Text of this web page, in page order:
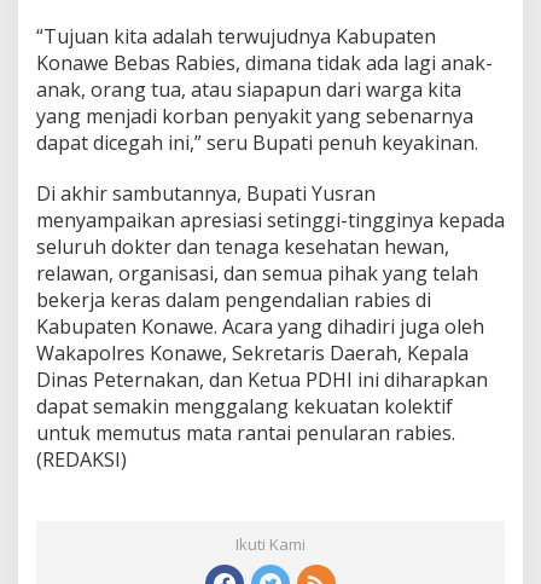
“Tujuan kita adalah terwujudnya Kabupaten
Konawe Bebas Rabies, dimana tidak ada lagi anak-
anak, orang tua, atau siapapun dari warga kita
yang menjadi korban penyakit yang sebenarnya
dapat dicegah ini,” seru Bupati penuh keyakinan.
Di akhir sambutannya, Bupati Yusran
menyampaikan apresiasi setinggi-tingginya kepada
seluruh dokter dan tenaga kesehatan hewan,
relawan, organisasi, dan semua pihak yang telah
bekerja keras dalam pengendalian rabies di
Kabupaten Konawe. Acara yang dihadiri juga oleh
Wakapolres Konawe, Sekretaris Daerah, Kepala
Dinas Peternakan, dan Ketua PDHI ini diharapkan
dapat semakin menggalang kekuatan kolektif
untuk memutus mata rantai penularan rabies.
(REDAKSI)
Ikuti Kami